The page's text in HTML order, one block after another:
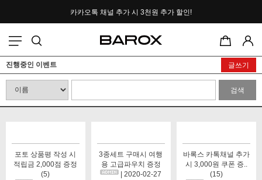
카카오톡 채널 추가 시 3천원 추가 할인!
포토후기 작성 시 2000P 적립
진행중인 이벤트 글쓰기
검색
포토 상품평 작성 시
적립금 2,000점 증정
(5)
3종세트 구매시 여행
용 고급파우치 증정
| 2020-02-27
바록스 카톡채널 추가
시 3,000원 쿠폰 증..
(15)